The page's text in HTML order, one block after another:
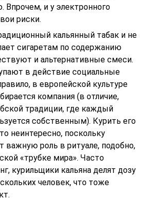
и у электронного
риски.
кальянный табак и не
сигаретам по содержанию
и альтернативные смеси.
в действие социальные
в европейской культуре
компания (в отличие,
традиции, где каждый
собственным). Курить его
неинтересно, поскольку
важную роль в ритуале, подобно,
«трубке мира». Часто
курильщики кальяна делят дозу
человек, что тоже